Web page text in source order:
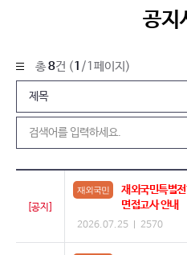
공지
총8건 (1 /1페이지)
[공지]
재외국민
재외국민특별
면접고사 안내
2026.07.25 2570